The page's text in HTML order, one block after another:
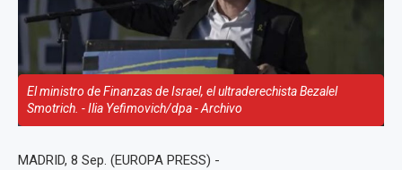
El ministro de Finanzas de Israel, el ultraderechista Bezalel
Smotrich. - Ilia Yefimovich/dpa - Archivo
MADRID, 8 Sep. (EUROPA PRESS) -